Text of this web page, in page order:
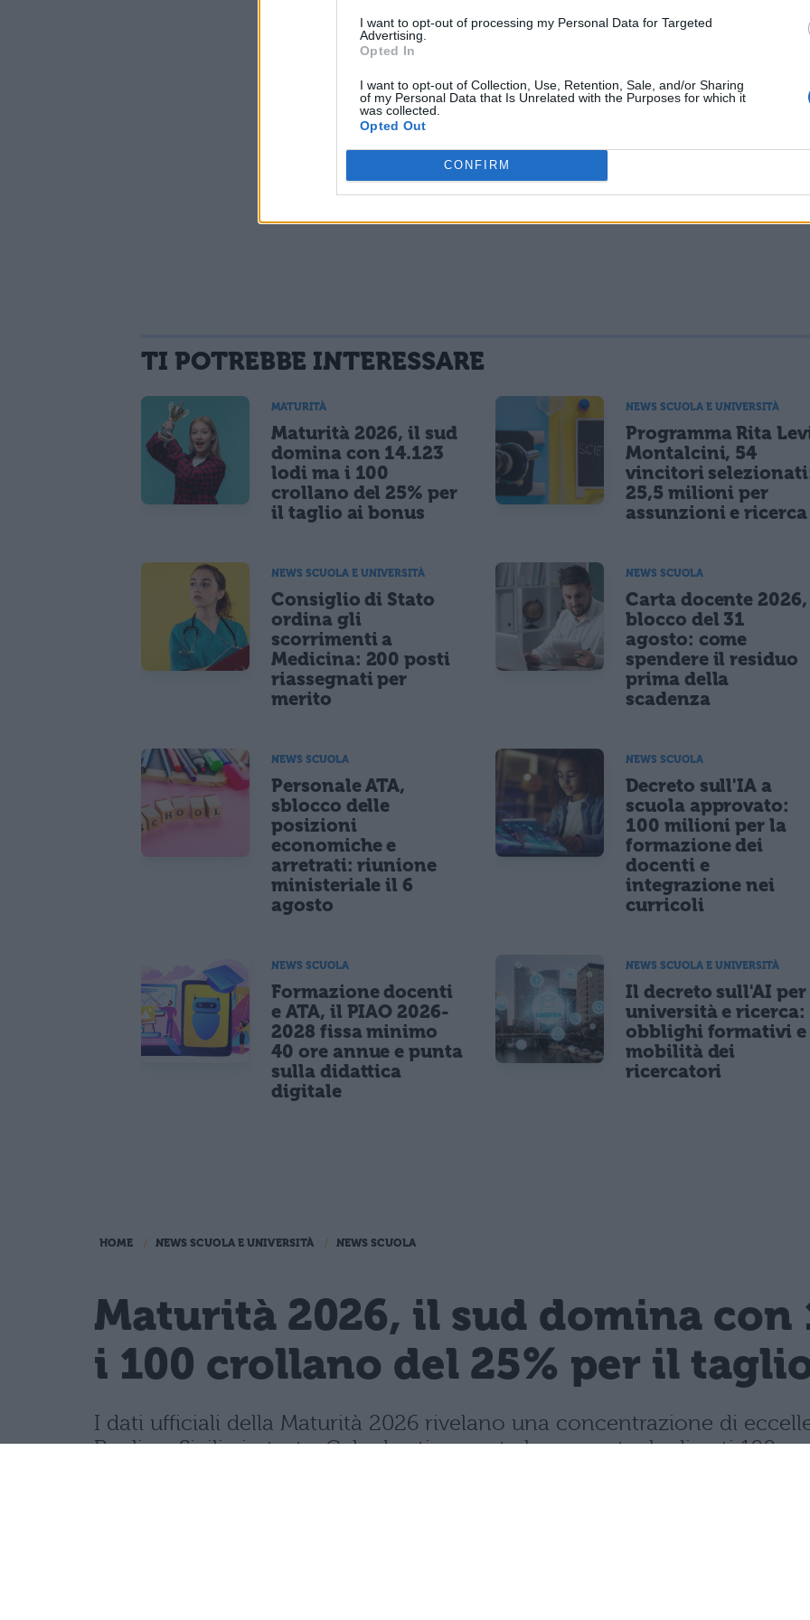
I want to opt-out of processing my Personal Data for Targeted
Advertising.
Opted In
I want to opt-out of Collection, Use, Retention, Sale, and/or Sharing
of my Personal Data that Is Unrelated with the Purposes for which it
was collected.
Opted Out
CONFIRM
TI POTREBBE INTERESSARE
MATURITÀ
Maturità 2026, il sud
domina con 14.123
lodi ma i 100
crollano del 25% per
il taglio ai bonus
NEWS SCUOLA E UNIVERSITÀ
Programma Rita
Montalcini, 54
vincitori
25,5 milioni per
assunzioni e ricerca
NEWS SCUOLA E UNIVERSITÀ
Consiglio di Stato
ordina gli
scorrimenti a
Medicina: 200 posti
riassegnati per
merito
NEWS SCUOLA
Carta docente 2026,
blocco del 31
agosto: come
spendere il residuo
prima della
scadenza
NEWS SCUOLA
Personale ATA,
sblocco delle
posizioni
economiche e
arretrati: riunione
ministeriale il 6
agosto
NEWS SCUOLA
Decreto sull'IA a
scuola approvato:
100 milioni per la
formazione dei
docenti e
integrazione nei
curricoli
NEWS SCUOLA
Formazione docenti
e ATA, il PIAO 2026-
2028 fissa minimo
40 ore annue e punta
sulla didattica
digitale
NEWS SCUOLA E UNIVERSITÀ
Il decreto sull'AI per
università e ricerca:
obblighi formativi e
mobilità dei
ricercatori
HOME NEWS SCUOLA E UNIVERSITÀ NEWS SCUOLA
Maturità 2026, il sud domina con
i 100 crollano del 25% per il
I dati ufficiali della Maturità 2026 rivelano una concentrazione di
Puglia e Sicilia in testa. Cala drasticamente la percentuale di voti 100.